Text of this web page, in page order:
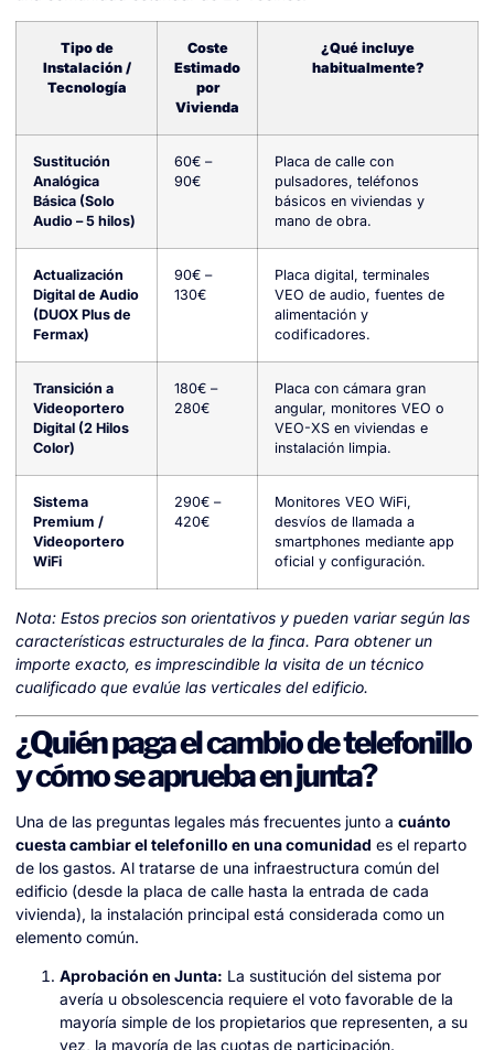
Tipo de
Instalación /
Tecnología
Coste
Estimado
por
Vivienda
¿Qué incluye
habitualmente?
Sustitución
Analógica
Básica (Solo
Audio – 5 hilos)
60€ –
90€
Placa de calle con
pulsadores, teléfonos
básicos en viviendas y
mano de obra.
Actualización
Digital de Audio
(DUOX Plus de
Fermax)
90€ –
130€
Placa digital, terminales
VEO de audio, fuentes de
alimentación y
codificadores.
Transición a
Videoportero
Digital (2 Hilos
Color)
180€ –
280€
Placa con cámara gran
angular, monitores VEO o
VEO-XS en viviendas e
instalación limpia.
Sistema
Premium /
Videoportero
WiFi
290€ –
420€
Monitores VEO WiFi,
desvíos de llamada a
smartphones mediante app
oficial y configuración.
Nota: Estos precios son orientativos y pueden variar según las
características estructurales de la finca. Para obtener un
importe exacto, es imprescindible la visita de un técnico
cualificado que evalúe las verticales del edificio.
¿Quién paga el cambio de telefonillo
y cómo se aprueba en junta?
Una de las preguntas legales más frecuentes junto a cuánto
cuesta cambiar el telefonillo en una comunidad es el reparto
de los gastos. Al tratarse de una infraestructura común del
edificio (desde la placa de calle hasta la entrada de cada
vivienda), la instalación principal está considerada como un
elemento común.
Aprobación en Junta: La sustitución del sistema por
avería u obsolescencia requiere el voto favorable de la
mayoría simple de los propietarios que representen, a su
vez, la mayoría de las cuotas de participación.